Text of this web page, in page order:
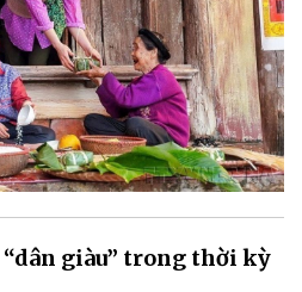
giàu” trong thời kỳ